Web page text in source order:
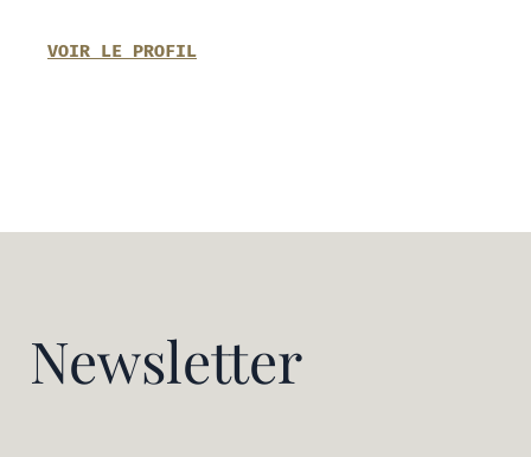
VOIR LE PROFIL
Newsletter